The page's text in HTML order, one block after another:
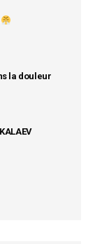
la douleur